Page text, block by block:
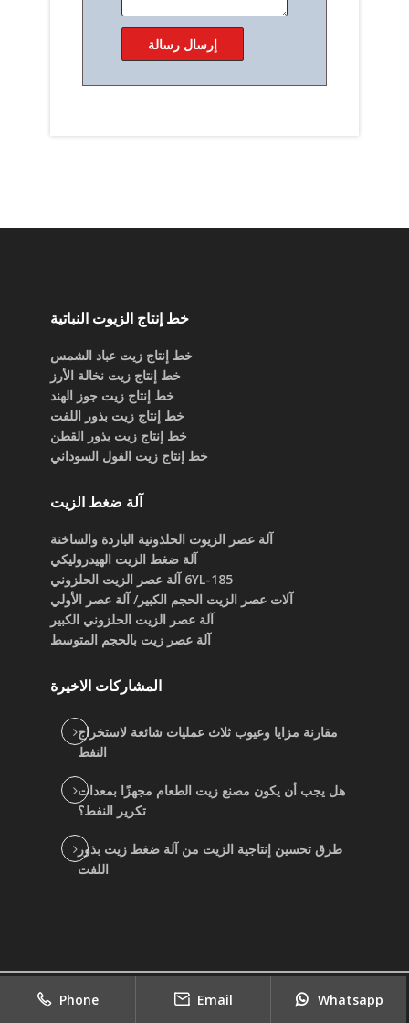
خط إنتاج الزيوت النباتية
خط إنتاج زيت عباد الشمس
خط إنتاج زيت نخالة الأرز
خط إنتاج زيت جوز الهند
خط إنتاج زيت بذور اللفت
خط إنتاج زيت بذور القطن
خط إنتاج زيت الفول السوداني
آلة ضغط الزيت
آلة عصر الزيوت الحلذونية الباردة والساخنة
آلة ضغط الزيت الهيدروليكي
6YL-185 آلة عصر الزيت الحلزوني
آلات عصر الزيت الحجم الكبير/ آلة عصر الأولي
آلة عصر الزيت الحلزوني الكبير
آلة عصر زيت بالحجم المتوسط
المشاركات الاخيرة
مقارنة مزايا وعيوب ثلاث عمليات شائعة لاستخراج
النفط
هل يجب أن يكون مصنع زيت الطعام مجهزًا بمعدات
تكرير النفط؟
طرق تحسين إنتاجية الزيت من آلة ضغط زيت بذور
اللفت
copyright 2022 جيد بيع موردي آلة الزيت النباتي|
Phone Email Whatsapp